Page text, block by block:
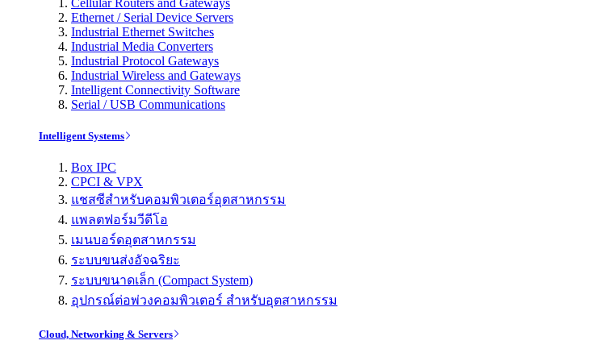
Ethernet / Serial Device Servers
Industrial Ethernet Switches
Industrial Media Converters
Industrial Protocol Gateways
Industrial Wireless and Gateways
Intelligent Connectivity Software
Serial / USB Communications
Intelligent Systems
Box IPC
CPCI & VPX
แชสซีสำหรับคอมพิวเตอร์อุตสาหกรรม
แพลตฟอร์มวีดีโอ
เมนบอร์ดอุตสาหกรรม
ระบบขนส่งอัจฉริยะ
ระบบขนาดเล็ก (Compact System)
อุปกรณ์ต่อพ่วงคอมพิวเตอร์ สำหรับอุตสาหกรรม
Cloud, Networking & Servers